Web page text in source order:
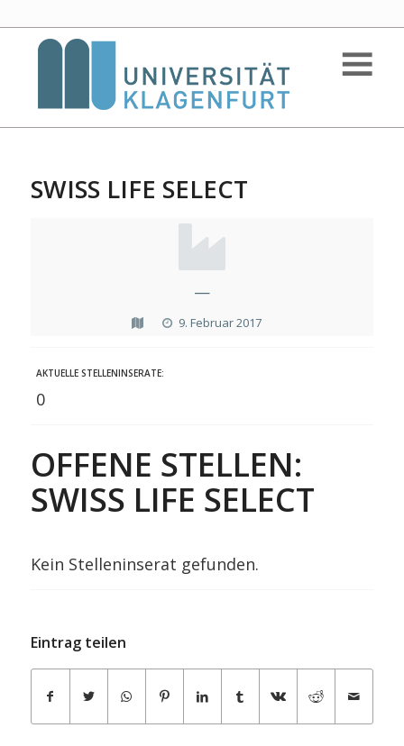
SWISS LIFE SELECT
—
9. Februar 2017
AKTUELLE STELLENINSERATE:
0
OFFENE STELLEN:
SWISS LIFE SELECT
Kein Stelleninserat gefunden.
Eintrag teilen